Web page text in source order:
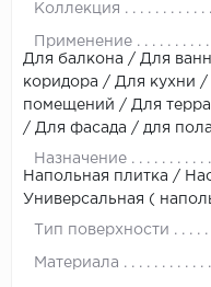
Коллекция
Применение
Для балкона / Для
коридора / Для кухни
помещений / Для
/ Для фасада / для
Назначение
Напольная плитка /
Универсальная (
Тип поверхности
Материала